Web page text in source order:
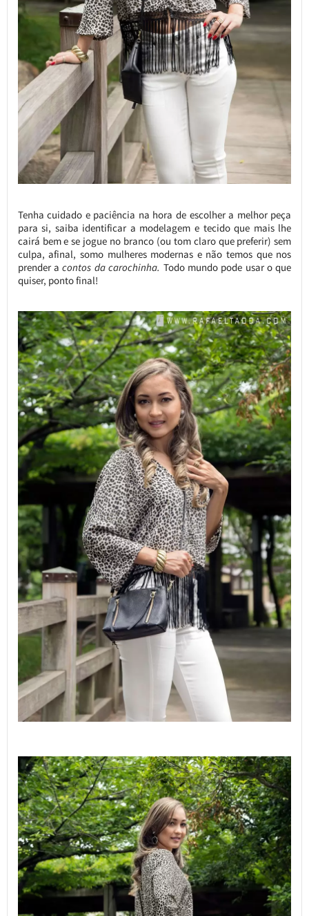
Tenha cuidado e paciência na hora de escolher a melhor peça
para si, saiba identificar a modelagem e tecido que mais lhe
cairá bem e se jogue no branco (ou tom claro que preferir) sem
culpa, afinal, somo mulheres modernas e não temos que nos
prender acontos da carochinha. Todo mundo pode usar o que
quiser, ponto final!